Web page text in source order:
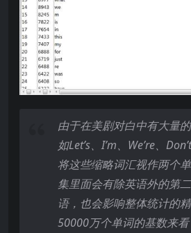
由于在美剧对白中有大量
如Let’s、I’m、We’re、Don’t
将这些缩略词汇视作两个
集里面会有除英语外的第
语，也会影响整体统计的
50000万个单词的基数来看